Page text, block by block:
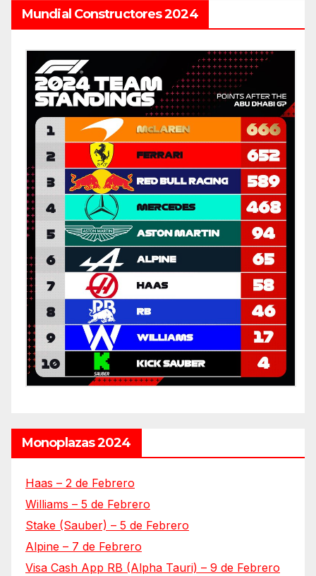
Mundial Constructores 2024
Monoplazas 2024
Haas – 2 de Febrero
Williams – 5 de Febrero
Stake (Sauber) – 5 de Febrero
Alpine – 7 de Febrero
Visa Cash App RB (Alpha Tauri) – 9 de Febrero